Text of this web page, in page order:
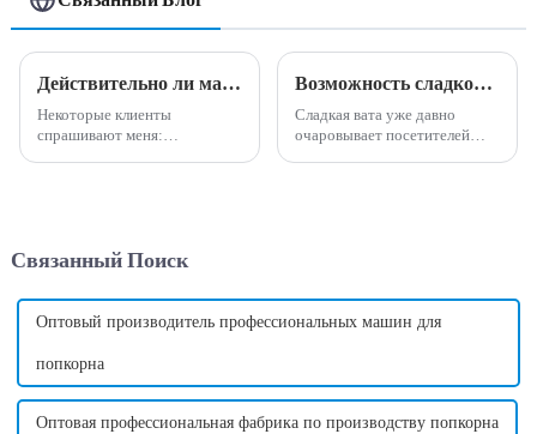
Действительно ли машина по производству сладкой ваты высокодоходна и прибыльна?
Некоторые клиенты
спрашивают меня:
сладкой ваты действительно
может принести много
денег....
Возможность сладкого бизнеса: преимущества машины для производства сладкой ваты
Сладкая вата уже давно
очаровывает посетителей
Связанный Поиск
Оптовый производитель профессиональных машин для
попкорна
Оптовая профессиональная фабрика по производству попкорна